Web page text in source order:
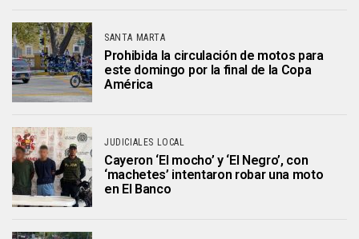
SANTA MARTA
Prohibida la circulación de motos para
este domingo por la final de la Copa
América
JUDICIALES LOCAL
Cayeron ‘El mocho’ y ‘El Negro’, con
‘machetes’ intentaron robar una moto
en El Banco